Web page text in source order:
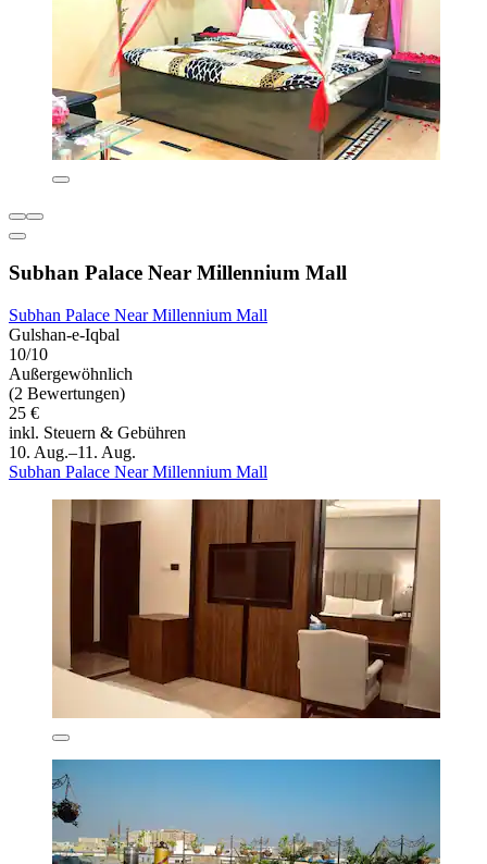
Subhan Palace Near Millennium Mall
Subhan Palace Near Millennium Mall
Gulshan-e-Iqbal
10/10
Außergewöhnlich
(2 Bewertungen)
25 €
inkl. Steuern & Gebühren
10. Aug.–11. Aug.
Subhan Palace Near Millennium Mall